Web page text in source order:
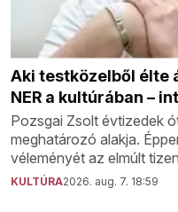
Aki testközelből élte
NER a kultúrában –
Pozsgai Zsolt évtizedek
meghatározó alakja.
véleményét az elmúlt
KULTÚRA2026. aug. 7. 18:59